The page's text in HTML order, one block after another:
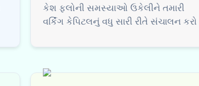
કેશ ફ્લોની સમસ્યાઓ ઉકેલીને તમારી
વર્કિંગ કેપિટલનું વધુ સારી રીતે સંચાલન કરો